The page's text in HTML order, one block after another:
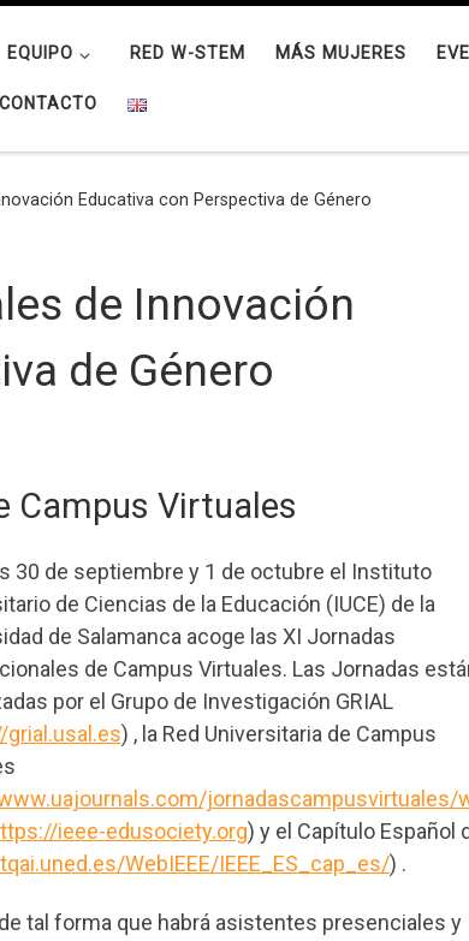
EQUIPO RED W-STEM MÁS MUJERES
CONTACTO
Educativa con Perspectiva de Género
de Innovación
de Género
Campus Virtuales
30 de septiembre y 1 de octubre el Instituto
de Ciencias de la Educación (IUCE) de la
de Salamanca acoge las XI Jornadas
de Campus Virtuales. Las Jornadas
por el Grupo de Investigación GRIAL
) , la Red Universitaria de Campus
jornadascampusvirtuales/
ieee-edusociety.org) y el Capítulo Español
WebIEEE/IEEE_ES_cap_es/) .
tal forma que habrá asistentes presenciales y